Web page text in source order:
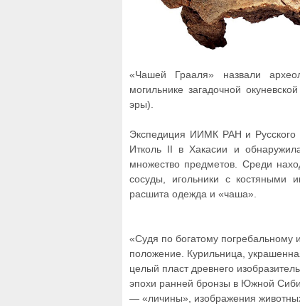
«Чашей Грааля» назвали
могильнике загадочной
эры).
Экспедиция ИИМК РАН и Русского
Итколь II в Хакасии и
множество предметов. Среди
сосуды, игольники с костяными
расшита одежда и «чаша».
«Судя по богатому
положение. Курильница,
целый пласт древнего
эпохи ранней бронзы в Южной
— «личины», изображения